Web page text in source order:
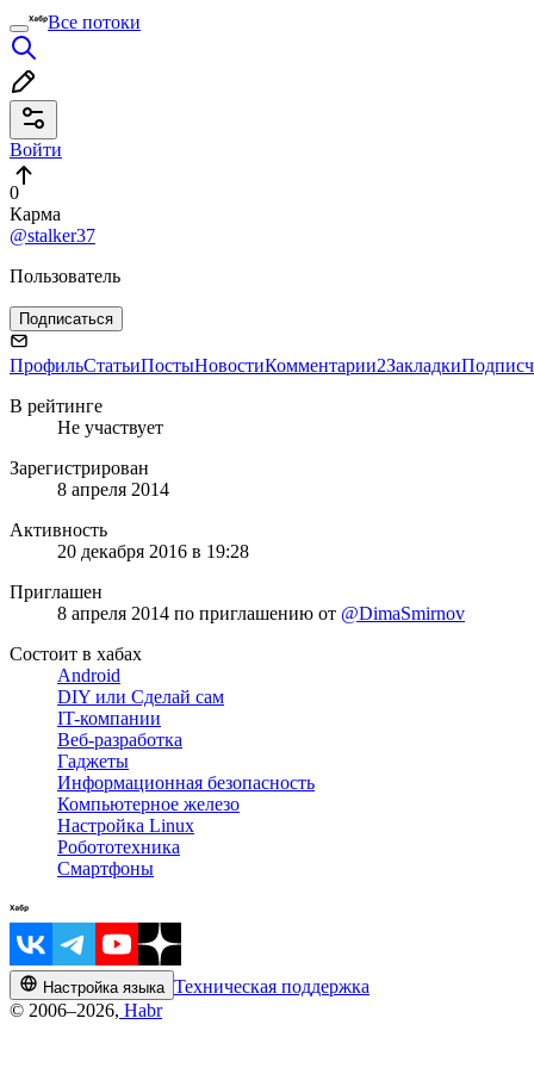
Все потоки
Войти
0
Карма
@stalker37
Пользователь
Подписаться
ПрофильСтатьиПостыНовостиКомментарии2Закладки
В рейтинге
Не участвует
Зарегистрирован
8 апреля 2014
Активность
20 декабря 2016 в 19:28
Приглашен
8 апреля 2014 по приглашению от @DimaSmirnov
Состоит в хабах
Android
DIY или Сделай сам
IT-компании
Веб-разработка
Гаджеты
Информационная безопасность
Компьютерное железо
Настройка Linux
Робототехника
Смартфоны
Настройка языка Техническая поддержка
© 2006–2026, Habr